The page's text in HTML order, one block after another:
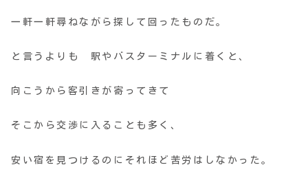
一軒一軒尋ねながら探して回ったものだ。
と言うよりも 駅やバスターミナルに着くと、
向こうから客引きが寄ってきて
そこから交渉に入ることも多く、
安い宿を見つけるのにそれほど苦労はしなかった。